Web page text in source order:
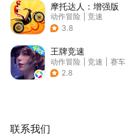
摩托达人：增强版
动作冒险
竞速
| 摩托车
3.8
王牌竞速
动作冒险 竞速
赛车
| 漂移
2.8
联系我们